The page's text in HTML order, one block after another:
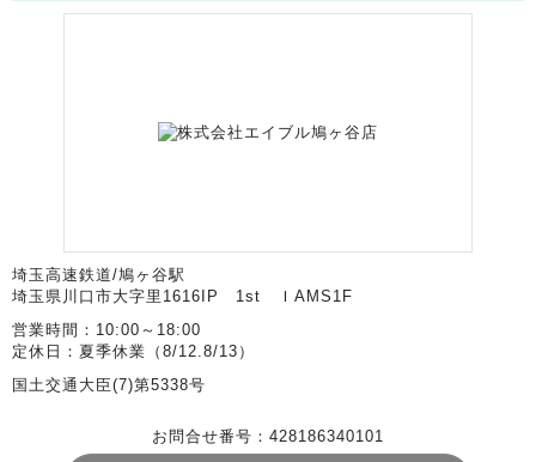
埼玉高速鉄道/鳩ヶ谷駅
埼玉県川口市大字里1616IP 1st ＩAMS1F
営業時間：10:00～18:00
定休日：夏季休業（8/12.8/13）
国土交通大臣(7)第5338号
お問合せ番号：428186340101